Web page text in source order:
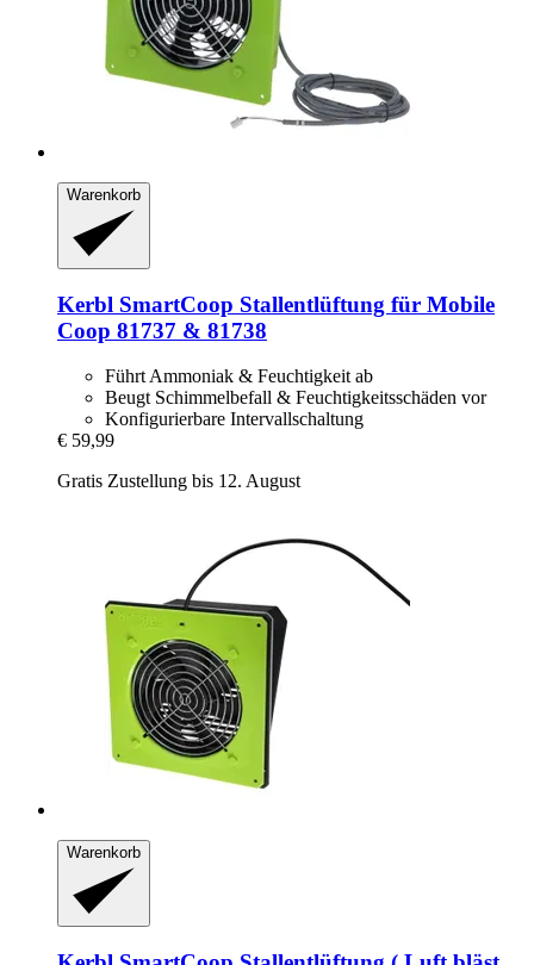
Warenkorb
Kerbl SmartCoop Stallentlüftung für Mobile
Coop 81737 & 81738
Führt Ammoniak & Feuchtigkeit ab
Beugt Schimmelbefall & Feuchtigkeitsschäden vor
Konfigurierbare Intervallschaltung
€ 59,99
Gratis Zustellung bis 12. August
Warenkorb